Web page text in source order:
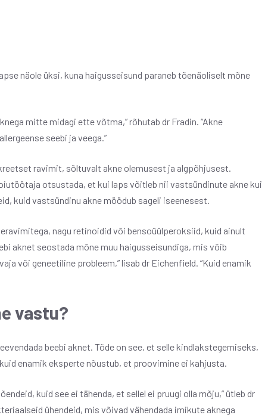
näole üksi, kuna haigusseisund paraneb tõenäoliselt mõne
mitte midagi ette võtma,” rõhutab dr Fradin. “Akne
seebi ja veega.”
ravimit, sõltuvalt akne olemusest ja algpõhjusest.
otsustada, et kui laps võitleb nii vastsündinute akne kui
kuid vastsündinu akne möödub sageli iseenesest.
nagu retinoidid või bensoüülperoksiid, kuid ainult
aknet seostada mõne muu haigusseisundiga, mis võib
või geneetiline probleem,” lisab dr Eichenfield. “Kuid enamik
vastu?
beebi aknet. Tõde on see, et selle kindlakstegemiseks,
enamik eksperte nõustub, et proovimine ei kahjusta.
kuid see ei tähenda, et sellel ei pruugi olla mõju,” ütleb dr
ühendeid, mis võivad vähendada imikute aknega